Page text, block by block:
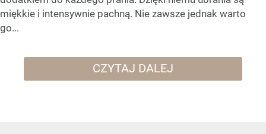
miękkie i intensywnie pachną. Nie zawsze jednak warto
go...
CZYTAJ DALEJ